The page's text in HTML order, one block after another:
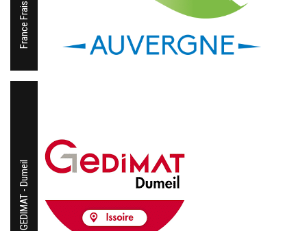
France Frais
GEDIMAT - Dumeil